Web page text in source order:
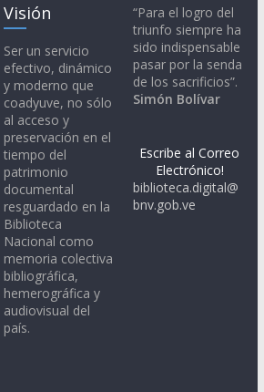
Visión
Ser un servicio
efectivo, dinámico
y moderno que
coadyuve, no sólo
al acceso y
preservación en el
tiempo del
patrimonio
documental
resguardado en la
Biblioteca
Nacional como
memoria colectiva
bibliográfica,
hemerográfica y
audiovisual del
país.
“Para el logro del
triunfo siempre ha
sido indispensable
pasar por la senda
de los sacrificios”.
Simón Bolívar
Escribe al Correo
Electrónico!
biblioteca.digital@
bnv.gob.ve